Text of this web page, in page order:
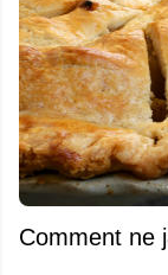
Comment ne